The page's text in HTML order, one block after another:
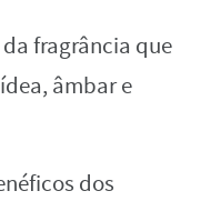
fragrância que
âmbar e
dos